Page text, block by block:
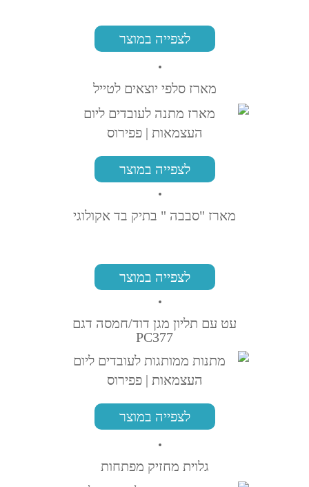
לצפייה במוצר
מארז סלפי יוצאים לטייל
לצפייה במוצר
מארז "סבבה " בתיק בד אקולוגי
לצפייה במוצר
עט עם תליון מגן דוד/חמסה דגם
PC377
לצפייה במוצר
גלוית מחזיק מפתחות